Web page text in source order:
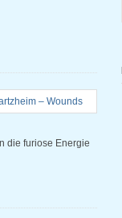
die furiose Energie